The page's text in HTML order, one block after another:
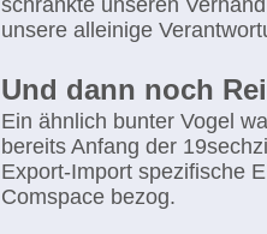
schränkte unseren
unsere alleinige
Und dann noch
Ein ähnlich bunter Vogel
bereits Anfang der
Export-Import spezifische
Comspace bezog.